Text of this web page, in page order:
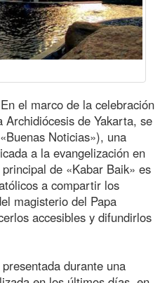
el marco de la celebración
de Yakarta, se
Noticias»), una
a la evangelización en
de «Kabar Baik» es
a compartir los
magisterio del Papa
accesibles y difundirlos
durante una